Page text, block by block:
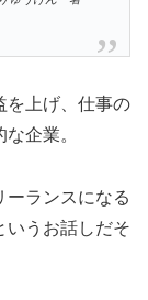
を上げ、仕事の
企業。
ーランスになる
いうお話しだそ